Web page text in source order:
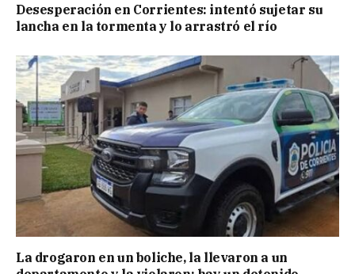
Desesperación en Corrientes: intentó sujetar su
lancha en la tormenta y lo arrastró el río
La drogaron en un boliche, la llevaron a un